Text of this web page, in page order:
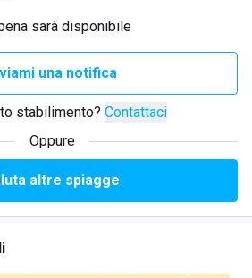
sarà disponibile
una notifica
stabilimento? Contattaci
Oppure
altre spiagge